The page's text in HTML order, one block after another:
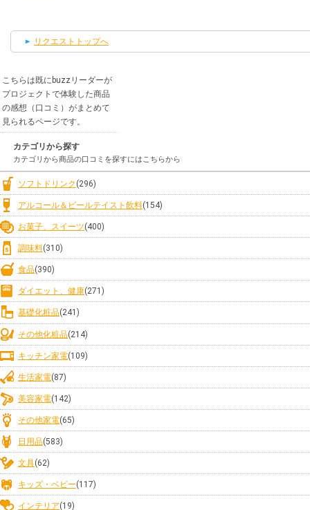
リクエストトップへ
こちらは既にbuzzリーダーが
プロジェクトで体験した商品
の感想（口コミ）がまとめて
見られるページです。
カテゴリから探す
カテゴリから商品の口コミを探すにはこちらから
ソフトドリンク (296)
アルコール＆ビールテイスト飲料(154)
お菓子、スイーツ(400)
調味料(310)
食品(390)
ダイエット、健康(271)
基礎化粧品(241)
その他化粧品(214)
キッチン家電(109)
生活家電(87)
美容家電(142)
その他家電(65)
日用品(583)
文具(62)
キッズ・ベビー(117)
インテリア(19)